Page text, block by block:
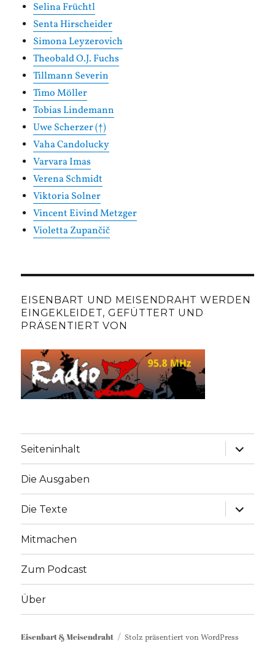
Selina Früchtl
Senta Hirscheider
Simona Leyzerovich
Theobald O.J. Fuchs
Tillmann Severin
Timo Möller
Tobias Lindemann
Uwe Scherzer (†)
Vaha Candolucky
Varvara Imas
Verena Schmidt
Viktoria Solner
Vincent Eivind Metzger
Violetta Zupančič
EISENBART UND MEISENDRAHT WERDEN
EINGEKLEIDET, GEFÜTTERT UND
PRÄSENTIERT VON
Seiteninhalt
Die Ausgaben
Die Texte
Mitmachen
Zum Podcast
Über
Eisenbart & Meisendraht Stolz präsentiert von WordPress